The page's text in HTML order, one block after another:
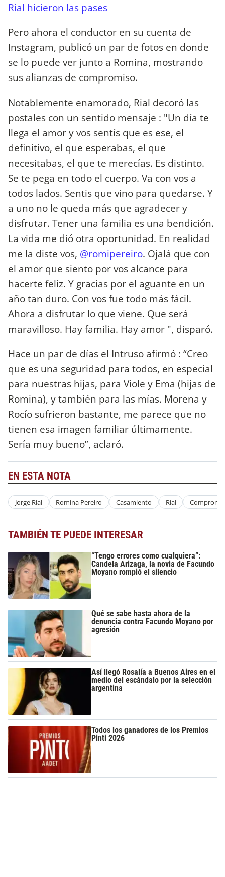
Rial hicieron las pases
Pero ahora el conductor en su cuenta de
Instagram, publicó un par de fotos en donde
se lo puede ver junto a Romina, mostrando
sus alianzas de compromiso.
Notablemente enamorado, Rial decoró las
postales con un sentido mensaje : "Un día te
llega el amor y vos sentís que es ese, el
definitivo, el que esperabas, el que
necesitabas, el que te merecías. Es distinto.
Se te pega en todo el cuerpo. Va con vos a
todos lados. Sentis que vino para quedarse. Y
a uno no le queda más que agradecer y
disfrutar. Tener una familia es una bendición.
La vida me dió otra oportunidad. En realidad
me la diste vos, @romipereiro. Ojalá que con
el amor que siento por vos alcance para
hacerte feliz. Y gracias por el aguante en un
año tan duro. Con vos fue todo más fácil.
Ahora a disfrutar lo que viene. Que será
maravilloso. Hay familia. Hay amor ", disparó.
Hace un par de días el Intruso afirmó : “Creo
que es una seguridad para todos, en especial
para nuestras hijas, para Viole y Ema (hijas de
Romina), y también para las mías. Morena y
Rocío sufrieron bastante, me parece que no
tienen esa imagen familiar últimamente.
Sería muy bueno”, aclaró.
EN ESTA NOTA
Jorge Rial Romina Pereiro Casamiento Rial
TAMBIÉN TE PUEDE INTERESAR
“Tengo errores como cualquiera”:
Candela Arizaga, la novia de Facundo
Moyano rompió el silencio
Qué se sabe hasta ahora de la
denuncia contra Facundo Moyano por
agresión
Así llegó Rosalía a Buenos Aires en el
medio del escándalo por la selección
argentina
Todos los ganadores de los Premios
Pinti 2026